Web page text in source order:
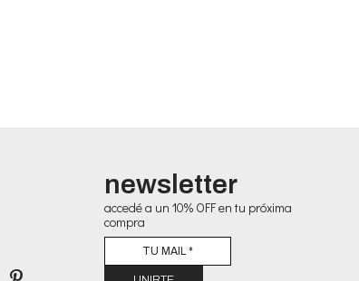
newsletter
accedé a un 10% OFF en tu próxima
compra